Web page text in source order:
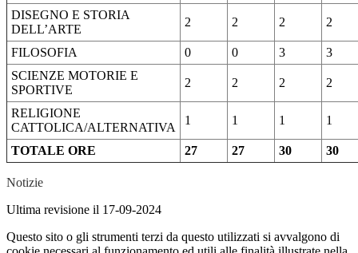
DISEGNO E STORIA
DELL’ARTE
2 2 2 2
FILOSOFIA 0 0 3
3
SCIENZE MOTORIE E
SPORTIVE
2 2 2 2
RELIGIONE
CATTOLICA/ALTERNATIVA
1 1 1 1
TOTALE ORE 27 27 30 30
Notizie
Ultima revisione il 17-09-2024
Questo sito o gli strumenti terzi da questo utilizzati si avvalgono di